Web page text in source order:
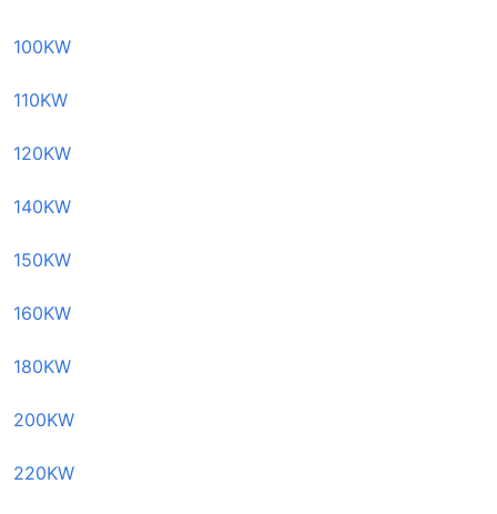
100KW
110KW
120KW
140KW
150KW
160KW
180KW
200KW
220KW